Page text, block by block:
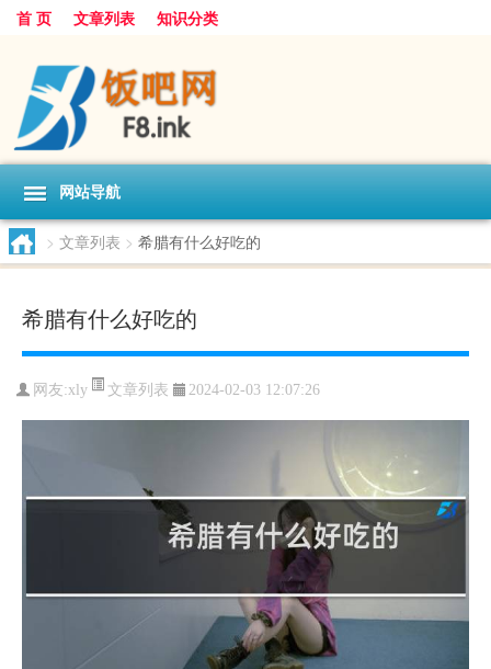
首 页 文章列表 知识分类
网站导航
> 文章列表 > 希腊有什么好吃的
希腊有什么好吃的
网友:xly 文章列表 2024-02-03 12:07:26